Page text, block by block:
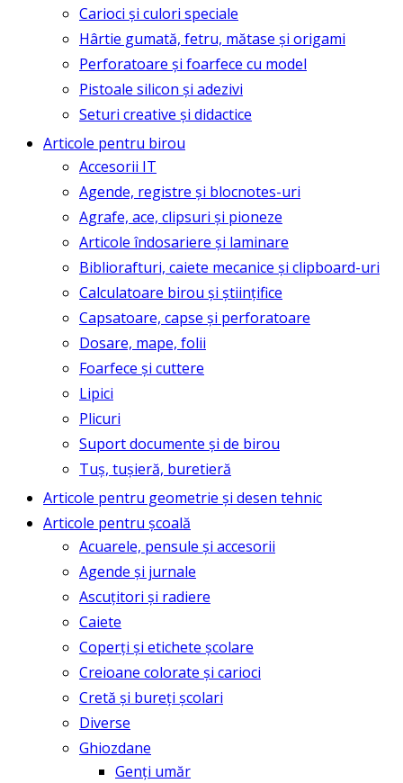
Carioci și culori speciale
Hârtie gumată, fetru, mătase și origami
Perforatoare și foarfece cu model
Pistoale silicon și adezivi
Seturi creative și didactice
Articole pentru birou
Accesorii IT
Agende, registre și blocnotes-uri
Agrafe, ace, clipsuri și pioneze
Articole îndosariere și laminare
Bibliorafturi, caiete mecanice și clipboard-uri
Calculatoare birou și științifice
Capsatoare, capse și perforatoare
Dosare, mape, folii
Foarfece și cuttere
Lipici
Plicuri
Suport documente și de birou
Tuș, tușieră, buretieră
Articole pentru geometrie și desen tehnic
Articole pentru școală
Acuarele, pensule și accesorii
Agende și jurnale
Ascuțitori și radiere
Caiete
Coperți și etichete școlare
Creioane colorate și carioci
Cretă și bureți școlari
Diverse
Ghiozdane
Genți umăr